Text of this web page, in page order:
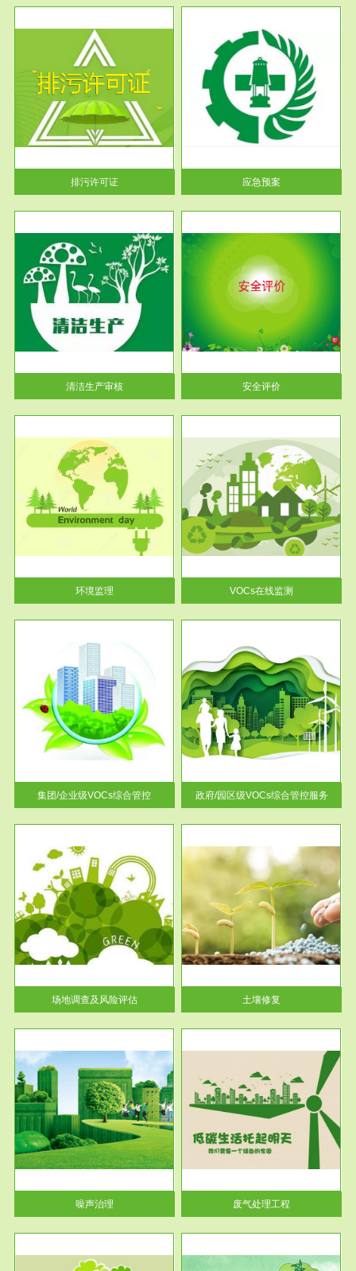
排污许可证
服务范围
应急预案
根据《中华人民共和国环境保护
法》第十九条 企业事业单位应
当按照...
应急预案
清洁生产审核
服务范围
安全评价
安全评价安全评价目的是查找、
分析和预测工程、系统、生产经
营活...
安全评价
环境监理
服务范围
VOCs在线监测
根据《重点区域大气污染防
治“十二五”规划》有机废气净化
率达...
VOCs在线监测
集团/企业级VOCs综合管控
服务范围
政府/园区级VOCs综合管控服务
根据《石化行业挥发性有机物综
合整治方案》文件要求，到2017
年，全...
政府/园区级VOCs综合管控服务
场地调查及风险评估
服务范围
土壤修复
土壤修复
噪声治理
服务范围
废气处理工程
废气处理工程